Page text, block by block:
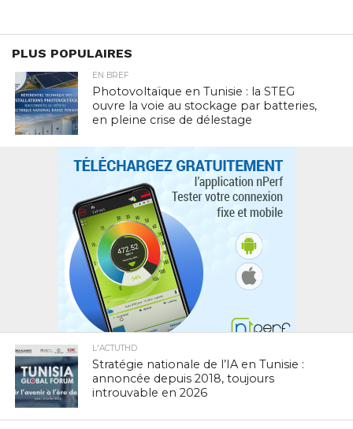
PLUS POPULAIRES
EN BREF
Photovoltaïque en Tunisie : la STEG
ouvre la voie au stockage par batteries,
en pleine crise de délestage
L'ACTUTHD
Stratégie nationale de l’IA en Tunisie :
annoncée depuis 2018, toujours
introuvable en 2026